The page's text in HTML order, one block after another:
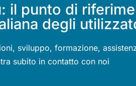
il punto di
degli
sviluppo, formazione,
subito in contatto con noi